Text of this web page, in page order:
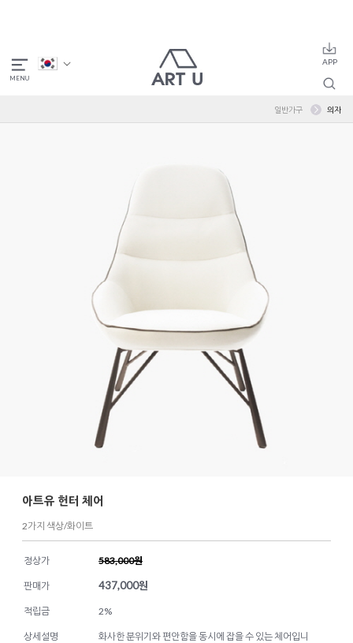
일반가구 의자
아트유 헌터 체어
2가지 색상/화이트
정상가 583,000원
판매가 437,000원
적립금 2%
상세설명
화사한 분위기와 편안함을 동시에 잡을 수 있는 체어입니